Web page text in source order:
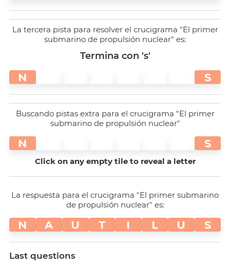
La tercera pista para resolver el crucigrama "El primer
submarino de propulsión nuclear" es:
Termina con 's'
N S
Buscando pistas extra para el crucigrama "El primer
submarino de propulsión nuclear"
N S
Click on any empty tile to reveal a letter
La respuesta para el crucigrama "El primer submarino
de propulsión nuclear" es:
N A U T I L U S
Last questions